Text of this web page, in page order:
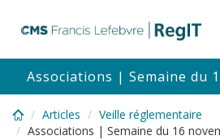
content
Associations | Semaine du
Articles
Veille réglementaire
Associations | Semaine du 16